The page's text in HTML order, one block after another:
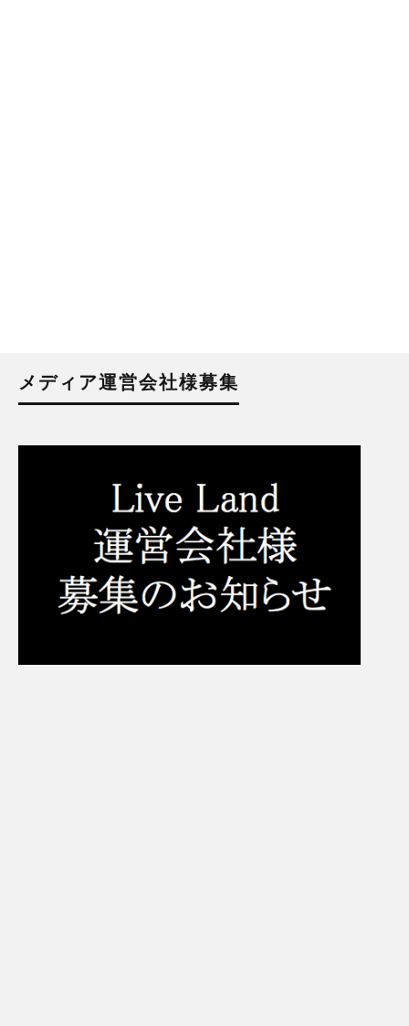
メディア運営会社様募集